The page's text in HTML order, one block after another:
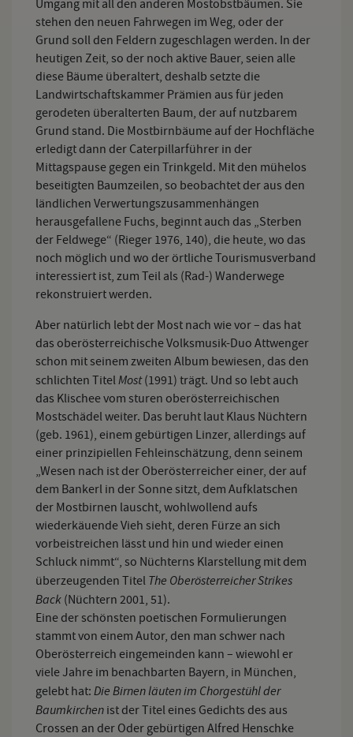
Umgang mit all den anderen Mostobstbäumen. Sie
stehen den neuen Fahrwegen im Weg, oder der
Grund soll den Feldern zugeschlagen werden. In der
heutigen Zeit, so der noch aktive Bauer, seien alle
diese Bäume überaltert, deshalb setzte die
Landwirtschaftskammer Prämien aus für jeden
gerodeten überalterten Baum, der auf nutzbarem
Grund stand. Die Mostbirnbäume auf der Hochfläche
erledigt dann der Caterpillarführer in der
Mittagspause gegen ein Trinkgeld. Mit den mühelos
beseitigten Baumzeilen, so beobachtet der aus den
ländlichen Verwertungszusammenhängen
herausgefallene Fuchs, beginnt auch das „Sterben
der Feldwege“ (Rieger 1976, 140), die heute, wo das
noch möglich und wo der örtliche Tourismusverband
interessiert ist, zum Teil als (Rad-) Wanderwege
rekonstruiert werden.
Aber natürlich lebt der Most nach wie vor – das hat
das oberösterreichische Volksmusik-Duo Attwenger
schon mit seinem zweiten Album bewiesen, das den
schlichten TitelMost(1991) trägt. Und so lebt auch
das Klischee vom sturen oberösterreichischen
Mostschädel weiter. Das beruht laut Klaus Nüchtern
(geb. 1961), einem gebürtigen Linzer, allerdings auf
einer prinzipiellen Fehleinschätzung, denn seinem
„Wesen nach ist der Oberösterreicher einer, der auf
dem Bankerl in der Sonne sitzt, dem Aufklatschen
der Mostbirnen lauscht, wohlwollend aufs
wiederkäuende Vieh sieht, deren Fürze an sich
vorbeistreichen lässt und hin und wieder einen
Schluck nimmt“, so Nüchterns Klarstellung mit dem
überzeugenden Titel The Oberösterreicher Strikes
Back (Nüchtern 2001, 51).
Eine der schönsten poetischen Formulierungen
stammt von einem Autor, den man schwer nach
Oberösterreich eingemeinden kann – wiewohl er
viele Jahre im benachbarten Bayern, in München,
gelebt hat: Die Birnen läuten im Chorgestühl der
Baumkirchen ist der Titel eines Gedichts des aus
Crossen an der Oder gebürtigen Alfred Henschke